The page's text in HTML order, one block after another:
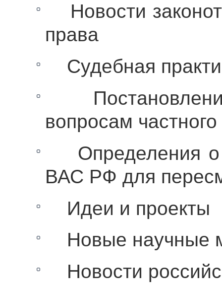
Новости
права
Судебная
вопросам
Определения о
ВАС РФ для
Идеи и проекты
Новые научные
Новости